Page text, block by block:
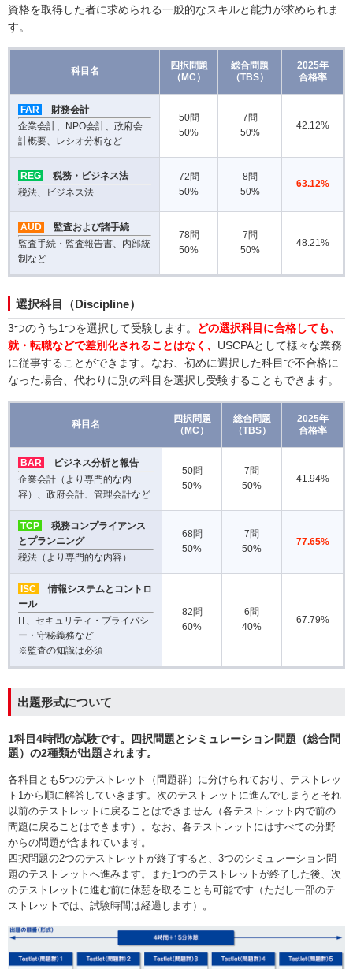
資格を取得した者に求められる一般的なスキルと能力が求められま
す。
科目名
四択問題
（MC）
総合問題
（TBS）
2025年
合格率
FAR
財務会計
企業会計、NPO会計、政府会
計概要、レシオ分析など
50問
50%
7問
50%
42.12%
REG
税務・ビジネス法
税法、ビジネス法
72問
50%
8問
50%
63.12%
AUD
監査および諸手続
監査手続・監査報告書、内部統
制など
78問
50%
7問
50%
48.21%
選択科目（Discipline）
3つのうち1つを選択して受験します。
どの選択科目に合格しても、
就・転職などで差別化されることはなく、 USCPAとして様々な業務
に従事することができます。なお、初めに選択した科目で不合格に
なった場合、代わりに別の科目を選択し受験することもできます。
科目名
四択問題
（MC）
総合問題
（TBS）
2025年
合格率
BAR
ビジネス分析と報告
企業会計（より専門的な内
容）、政府会計、管理会計など
50問
50%
7問
50%
41.94%
TCP
税務コンプライアンス
とプランニング
税法（より専門的な内容）
68問
50%
7問
50%
77.65%
ISC
情報システムとコントロ
ール
IT、セキュリティ・プライバシ
ー・守秘義務など
※監査の知識は必須
82問
60%
6問
40%
67.79%
出題形式について
1科目4時間の試験です。四択問題とシミュレーション問題（総合問
題）の2種類が出題されます。
各科目とも5つのテストレット（問題群）に分けられており、テストレッ
ト1から順に解答していきます。次のテストレットに進んでしまうとそれ
以前のテストレットに戻ることはできません（各テストレット内で前の
問題に戻ることはできます）。なお、各テストレットにはすべての分野
からの問題が含まれています。
四択問題の2つのテストレットが終了すると、3つのシミュレーション問
題のテストレットへ進みます。また1つのテストレットが終了した後、次
のテストレットに進む前に休憩を取ることも可能です（ただし一部のテ
ストレットでは、試験時間は経過します）。